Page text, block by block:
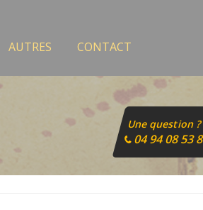
AUTRES CONTACT
Une question
04 94 08 53